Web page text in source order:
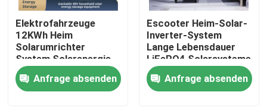
Fabrik-Ausflug
Qualitätskontrolle
Elektrofahrzeuge
12KWh Heim
Solarumrichter
System Solarenergie
Scooter 48V
Anfrage absenden
Escooter Heim-Solar-
Inverter-System
Lange Lebensdauer
LiFePO4 Solarsysteme
Anfrage absenden